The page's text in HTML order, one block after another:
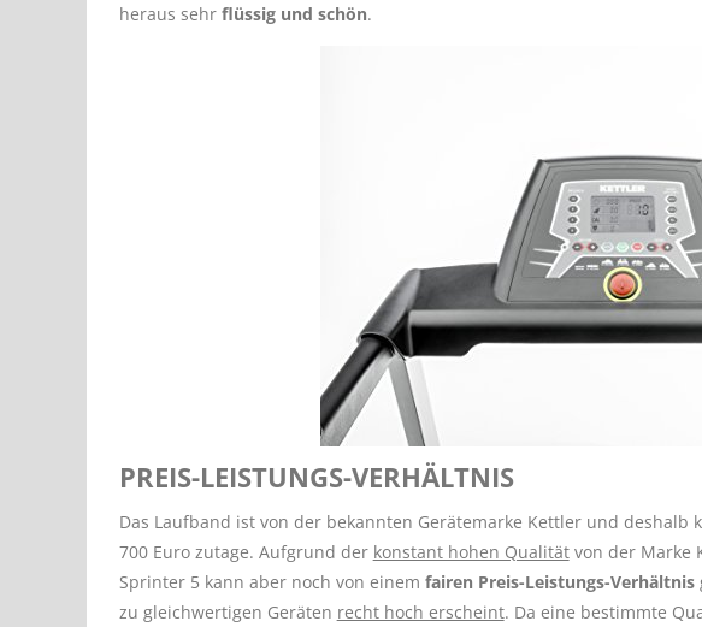
heraus sehr flüssig und schön.
PREIS-LEISTUNGS-VERHÄLTNIS
Das Laufband ist von der bekannten Gerätemarke Kettler und deshalb
700 Euro zutage. Aufgrund der konstant hohen Qualitätvon der Marke
Sprinter 5 kann aber noch von einem fairen Preis-Leistungs-Verhältnis
zu gleichwertigen Geräten recht hoch erscheint. Da eine bestimmte